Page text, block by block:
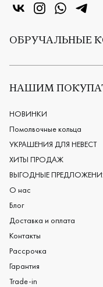
«Центр колец» в VK
«Центр колец» в
«Центр
ОБРУЧАЛЬНЫЕ
Все обручальные кольца
Европейские обручальные
Мужские обручальные
Женские обручальные
Обручальные кольца из
Дизайнерские
Черные обручальные
НАШИМ
НОВИНКИ
Помолвочные кольца
УКРАШЕНИЯ ДЛЯ НЕВЕСТ
ХИТЫ ПРОДАЖ
ВЫГОДНЫЕ
О нас
Блог
Доставка и оплата
Контакты
Рассрочка
Гарантия
Trade-in